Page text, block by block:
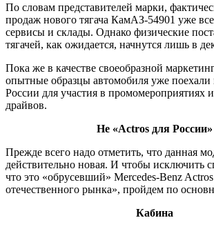
По словам представителей марки,
продаж нового тягача КамАЗ-54901 уже
сервисы и склады. Однако физические
тягачей, как ожидается, начнутся лишь в
Пока же в качестве своеобразной
опытные образцы автомобиля уже поехали
России для участия в промомероприятиях
драйвов.
Не «Actros для России»
Прежде всего надо отметить, что данная
действительно новая. И чтобы исключить
что это «обрусевший» Mercedes-Benz
отечественного рынка», пройдем по
Кабина